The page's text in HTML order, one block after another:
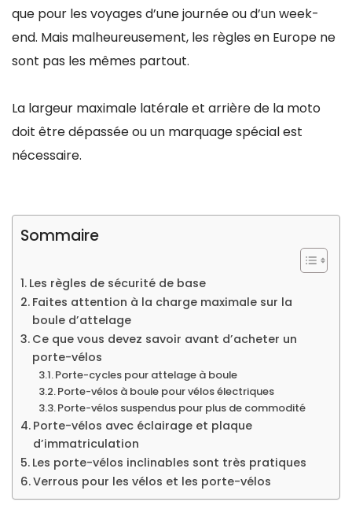
que pour les voyages d’une journée ou d’un week-
end. Mais malheureusement, les règles en Europe ne
sont pas les mêmes partout.
La largeur maximale latérale et arrière de la moto
doit être dépassée ou un marquage spécial est
nécessaire.
Sommaire
Les règles de sécurité de base
Faites attention à la charge maximale sur la
boule d’attelage
Ce que vous devez savoir avant d’acheter un
porte-vélos
Porte-cycles pour attelage à boule
Porte-vélos à boule pour vélos électriques
Porte-vélos suspendus pour plus de commodité
Porte-vélos avec éclairage et plaque
d’immatriculation
Les porte-vélos inclinables sont très pratiques
Verrous pour les vélos et les porte-vélos